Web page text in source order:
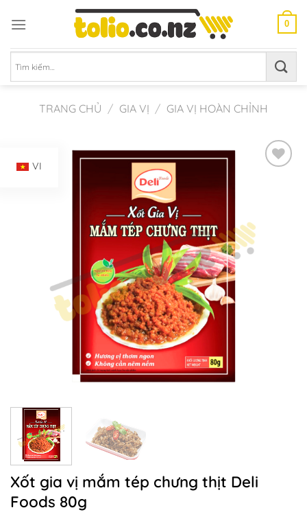
đến
0
kiếm:
TRANG CHỦ / GIA VỊ / GIA VỊ HOÀN CHỈNH
Xốt gia vị mắm tép chưng thịt Deli
Foods 80g
VI